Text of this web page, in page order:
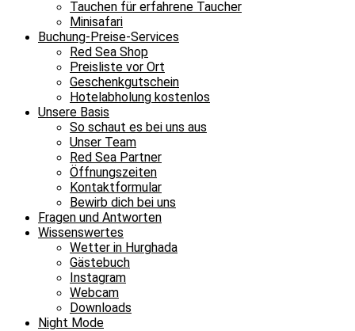
Tauchen für erfahrene Taucher
Minisafari
Buchung-Preise-Services
Red Sea Shop
Preisliste vor Ort
Geschenkgutschein
Hotelabholung kostenlos
Unsere Basis
So schaut es bei uns aus
Unser Team
Red Sea Partner
Öffnungszeiten
Kontaktformular
Bewirb dich bei uns
Fragen und Antworten
Wissenswertes
Wetter in Hurghada
Gästebuch
Instagram
Webcam
Downloads
Night Mode